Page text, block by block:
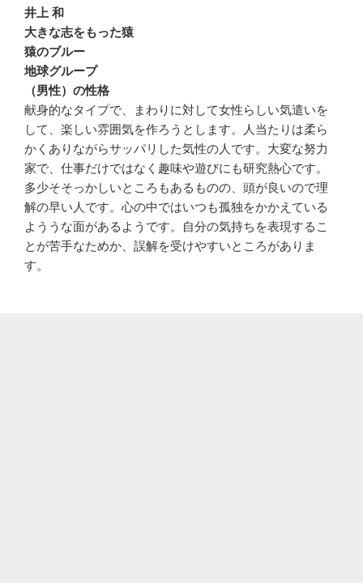
井上 和
大きな志をもった猿
猿のブルー
地球グループ
（男性）の性格
献身的なタイプで、まわりに対して女性らしい気遣いを
して、楽しい雰囲気を作ろうとします。人当たりは柔ら
かくありながらサッパリした気性の人です。大変な努力
家で、仕事だけではなく趣味や遊びにも研究熱心です。
多少そそっかしいところもあるものの、頭が良いので理
解の早い人です。心の中ではいつも孤独をかかえている
よううな面があるようです。自分の気持ちを表現するこ
とが苦手なためか、誤解を受けやすいところがありま
す。